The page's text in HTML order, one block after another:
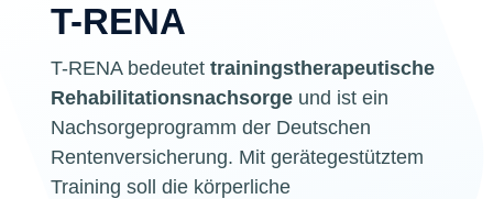
T-RENA
T-RENA bedeutet trainingstherapeutische
Rehabilitationsnachsorgeund ist ein
Nachsorgeprogramm der Deutschen
Rentenversicherung. Mit gerätegestütztem
Training soll die körperliche